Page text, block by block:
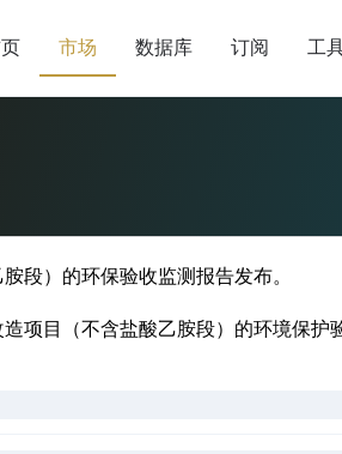
市场 数据库 订阅 工
段）的环保验收监测报告发布。
项目（不含盐酸乙胺段）的环境保护